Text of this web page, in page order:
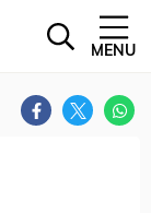
MENU